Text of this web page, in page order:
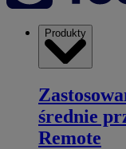
Produkty
średnie
Remote